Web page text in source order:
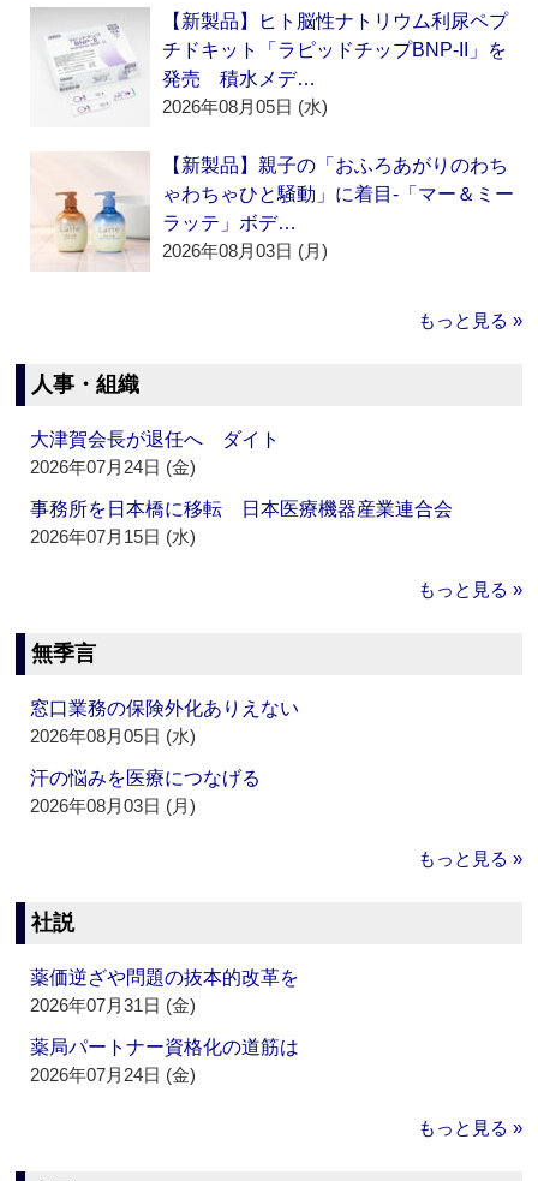
【新製品】ヒト脳性ナトリウム利尿ペプ
チドキット「ラピッドチップBNP-II」を
発売 積水メデ…
2026年08月05日 (水)
【新製品】親子の「おふろあがりのわち
ゃわちゃひと騒動」に着目‐「マー＆ミー
ラッテ」ボデ…
2026年08月03日 (月)
もっと見る »
人事・組織
大津賀会長が退任へ ダイト
2026年07月24日 (金)
事務所を日本橋に移転 日本医療機器産業連合会
2026年07月15日 (水)
もっと見る »
無季言
窓口業務の保険外化ありえない
2026年08月05日 (水)
汗の悩みを医療につなげる
2026年08月03日 (月)
もっと見る »
社説
薬価逆ざや問題の抜本的改革を
2026年07月31日 (金)
薬局パートナー資格化の道筋は
2026年07月24日 (金)
もっと見る »